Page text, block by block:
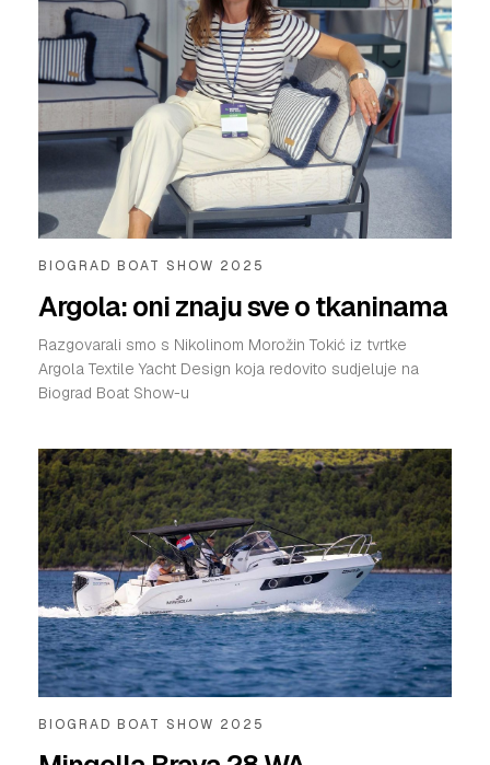
BIOGRAD BOAT SHOW 2025
Argola: oni znaju sve o tkaninama
Razgovarali smo s Nikolinom Morožin Tokić iz tvrtke
Argola Textile Yacht Design koja redovito sudjeluje na
Biograd Boat Show-u
BIOGRAD BOAT SHOW 2025